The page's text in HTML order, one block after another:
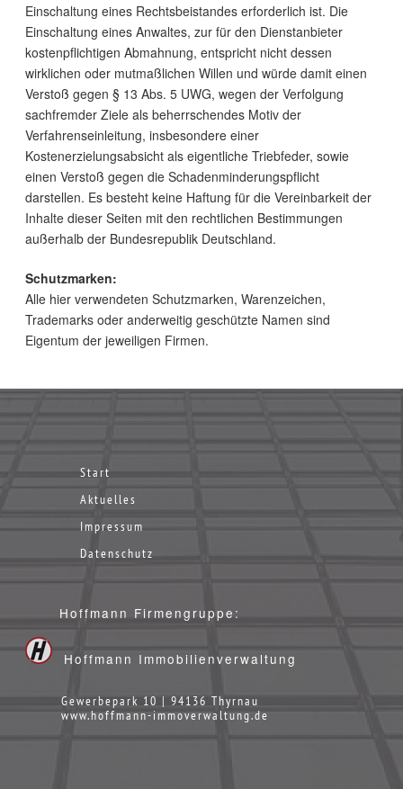
Einschaltung eines Rechtsbeistandes erforderlich ist. Die
Einschaltung eines Anwaltes, zur für den Dienstanbieter
kostenpflichtigen Abmahnung, entspricht nicht dessen
wirklichen oder mutmaßlichen Willen und würde damit einen
Verstoß gegen § 13 Abs. 5 UWG, wegen der Verfolgung
sachfremder Ziele als beherrschendes Motiv der
Verfahrenseinleitung, insbesondere einer
Kostenerzielungsabsicht als eigentliche Triebfeder, sowie
einen Verstoß gegen die Schadenminderungspflicht
darstellen. Es besteht keine Haftung für die Vereinbarkeit der
Inhalte dieser Seiten mit den rechtlichen Bestimmungen
außerhalb der Bundesrepublik Deutschland.
Schutzmarken:
Alle hier verwendeten Schutzmarken, Warenzeichen,
Trademarks oder anderweitig geschützte Namen sind
Eigentum der jeweiligen Firmen.
Start
Aktuelles
Impressum
Datenschutz
Hoffmann Firmengruppe:
Hoffmann Immobilienverwaltung
Gewerbepark 10 | 94136 Thyrnau
www.hoffmann-immoverwaltung.de